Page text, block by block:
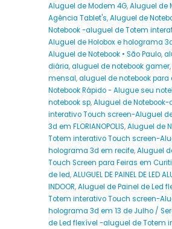
Aluguel de Modem 4G,Aluguel de
Agência Tablet's,Aluguel de
Notebook -aluguel de Totem
Aluguel de Holobox e holograma
Aluguel de Notebook • São Paulo,
diária,aluguel de notebook gamer,
mensal,aluguel de notebook
Notebook Rápido - Alugue seu
notebook sp,Aluguel de
interativo Touch screen-Aluguel
3d em FLORIANOPOLIS,Aluguel de
Totem interativo Touch screen-
holograma 3d em recife,Aluguel
Touch Screen para Feiras em
de led,ALUGUEL DE PAINEL DE LED
INDOOR,Aluguel de Painel de Led
Totem interativo Touch screen-
holograma 3d em 13 de Julho /
de Led flexível -aluguel de Totem